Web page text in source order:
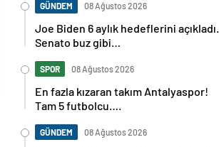
GÜNDEM 08 Ağustos 2026
Joe Biden 6 aylık hedeflerini açıkladı.
Senato buz gibi…
SPOR 08 Ağustos 2026
En fazla kızaran takım Antalyaspor!
Tam 5 futbolcu….
GÜNDEM 08 Ağustos 2026